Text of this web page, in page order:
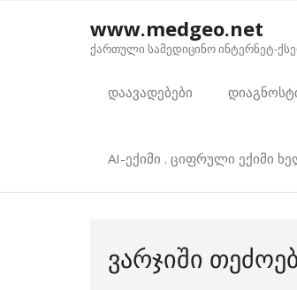
www.medgeo.net
ქართული სამედიცინო ინტერნეტ-
დაავადებები
AI-ექიმი . ციფრული ექიმი
ᲕᲐᲠᲯᲘᲨᲘ